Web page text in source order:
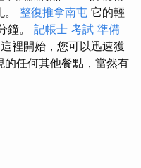
整復推拿南屯 它的輕
鐘。 記帳士 考試 準備
裡開始，您可以迅速獲
任何其他餐點，當然有